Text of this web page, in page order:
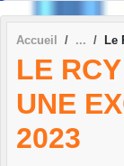
Accueil Le
LE
UNE
2023